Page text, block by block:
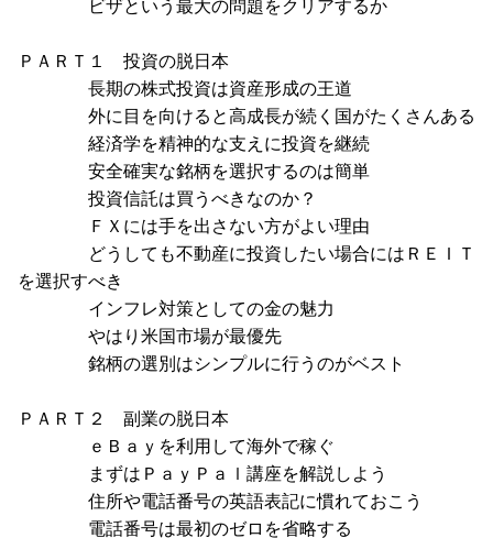
ビザという最大の問題をクリアするか
ＰＡＲＴ１ 投資の脱日本
長期の株式投資は資産形成の王道
外に目を向けると高成長が続く国がたくさんある
経済学を精神的な支えに投資を継続
安全確実な銘柄を選択するのは簡単
投資信託は買うべきなのか？
ＦＸには手を出さない方がよい理由
どうしても不動産に投資したい場合にはＲＥＩＴ
を選択すべき
インフレ対策としての金の魅力
やはり米国市場が最優先
銘柄の選別はシンプルに行うのがベスト
ＰＡＲＴ２ 副業の脱日本
ｅＢａｙを利用して海外で稼ぐ
まずはＰａｙＰａｌ講座を解説しよう
住所や電話番号の英語表記に慣れておこう
電話番号は最初のゼロを省略する